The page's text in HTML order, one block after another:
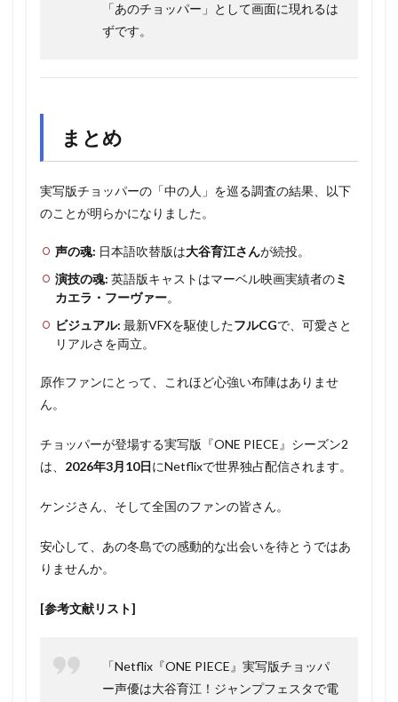
「あのチョッパー」として画面に現れるは
ずです。
まとめ
実写版チョッパーの「中の人」を巡る調査の結果、以下
のことが明らかになりました。
声の魂: 日本語吹替版は大谷育江さんが続投。
演技の魂: 英語版キャストはマーベル映画実績者のミ
カエラ・フーヴァー。
ビジュアル: 最新VFXを駆使したフルCGで、可愛さと
リアルさを両立。
原作ファンにとって、これほど心強い布陣はありませ
ん。
チョッパーが登場する実写版『ONE PIECE』シーズン2
は、 2026年3月10日にNetflixで世界独占配信されます。
ケンジさん、そして全国のファンの皆さん。
安心して、あの冬島での感動的な出会いを待とうではあ
りませんか。
[参考文献リスト]
「Netflix『ONE PIECE』実写版チョッパ
ー声優は大谷育江！ジャンプフェスタで電